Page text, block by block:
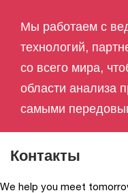
Мы работаем с
технологий,
со всего мира,
области анализа
самыми
Контакты
We help you meet